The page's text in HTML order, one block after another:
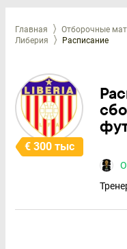
Главная Отборочные
Либерия
Расписание
€ 300 тыс